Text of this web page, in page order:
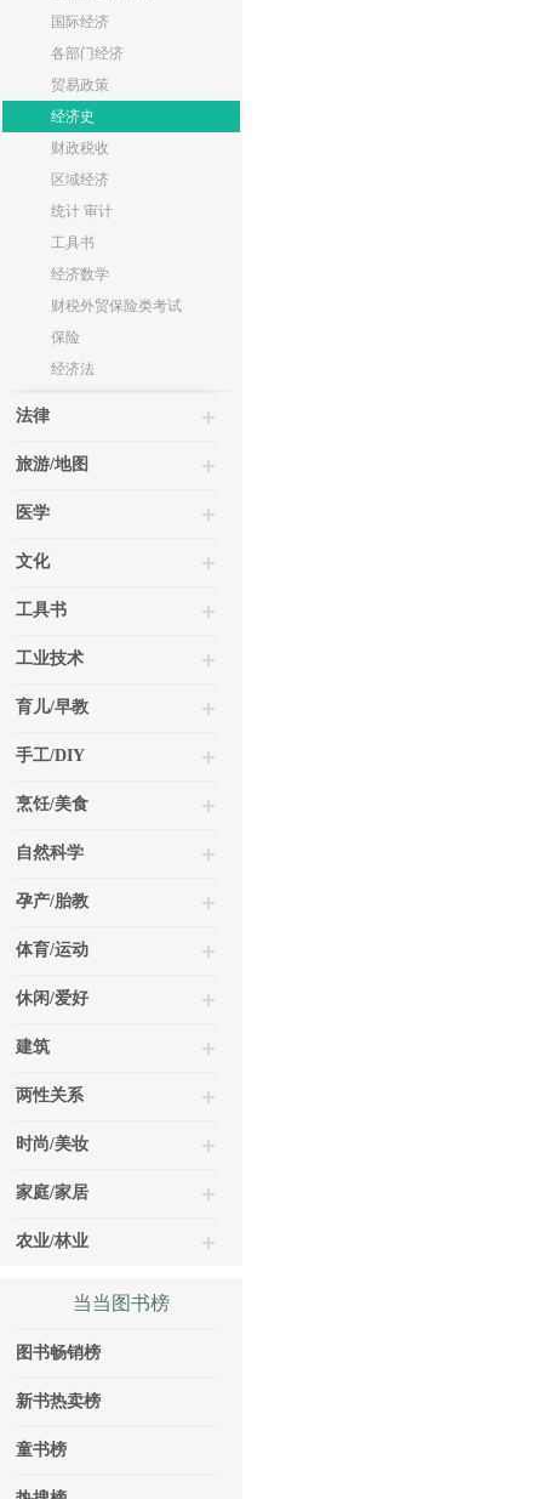
国际经济
各部门经济
贸易政策
经济史
财政税收
区域经济
统计 审计
工具书
经济数学
财税外贸保险类考试
保险
经济法
法律
旅游/地图
医学
文化
工具书
工业技术
育儿/早教
手工/DIY
烹饪/美食
自然科学
孕产/胎教
体育/运动
休闲/爱好
建筑
两性关系
时尚/美妆
家庭/家居
农业/林业
当当图书榜
图书畅销榜
新书热卖榜
童书榜